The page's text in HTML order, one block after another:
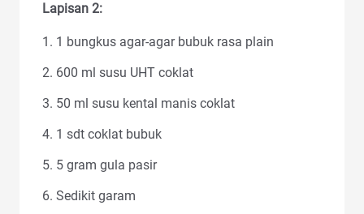
Lapisan 2:
1. 1 bungkus agar-agar bubuk rasa plain
2. 600 ml susu UHT coklat
3. 50 ml susu kental manis coklat
4. 1 sdt coklat bubuk
5. 5 gram gula pasir
6. Sedikit garam